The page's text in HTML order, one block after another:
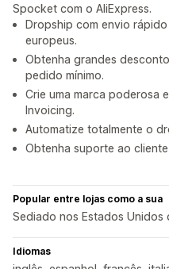
Spocket com o AliExpress.
Dropship com envio
europeus.
Obtenha grandes
pedido mínimo.
Crie uma marca poderosa
Invoicing.
Automatize totalmente o
Obtenha suporte ao
Popular entre lojas como a sua
Sediado nos Estados Unidos
Idiomas